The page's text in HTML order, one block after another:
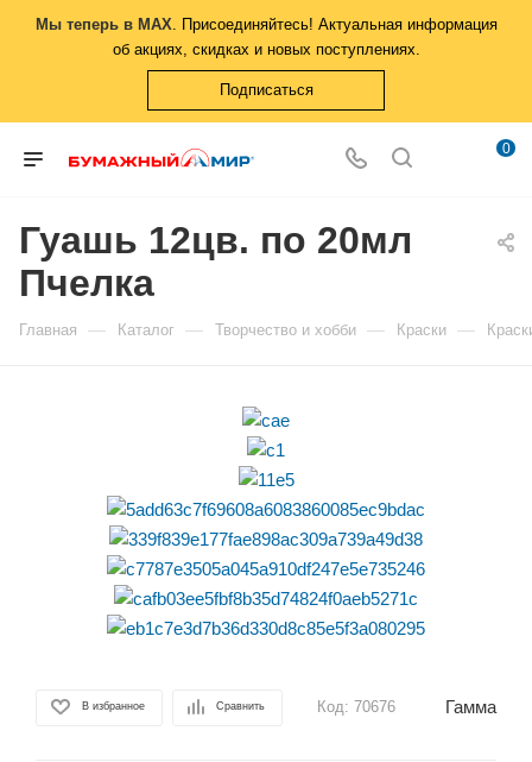
Мы теперь в MAX. Присоединяйтесь! Актуальная информация
об акциях, скидках и новых поступлениях.
Подписаться
0
Гуашь 12цв. по 20мл
Пчелка
Главная — Каталог — Творчество и хобби — Краски —
В избранное Сравнить Код: 70676 Гамма